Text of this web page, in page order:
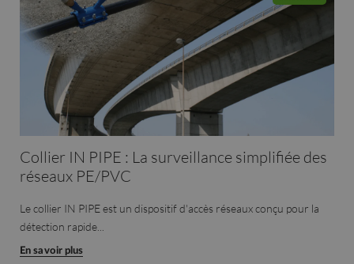
Collier IN PIPE : La surveillance simplifiée des
réseaux PE/PVC
Le collier IN PIPE est un dispositif d'accès réseaux conçu pour la
détection rapide...
En savoir plus